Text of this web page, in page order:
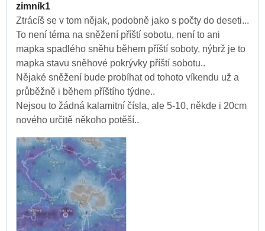
zimník1
Ztrácíš se v tom nějak, podobně jako s počty do deseti...
To není téma na sněžení příští sobotu, není to ani
mapka spadlého sněhu během příští soboty, nýbrž je to
mapka stavu sněhové pokrývky příští sobotu..
Nějaké sněžení bude probíhat od tohoto víkendu už a
průběžně i během příštího týdne..
Nejsou to žádná kalamitní čísla, ale 5-10, někde i 20cm
nového určitě někoho potěší..